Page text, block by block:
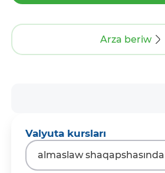
Arza beriw
Valyuta kursları
almaslaw shaqapshasında